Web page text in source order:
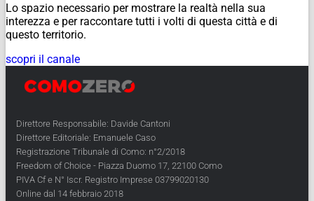
Lo spazio necessario per mostrare la realtà nella sua
interezza e per raccontare tutti i volti di questa città e di
questo territorio.
scopri il canale
Direttore Responsabile: Davide Cantoni
Direttore Editoriale: Emanuele Caso
Registrazione Tribunale di Como: n°2/2018
Freedom of Choice - Piazza Duomo 17, 22100 Como
PIVA Cf e N° Iscr. Registro Imprese 03799020130
Online dal 14 febbraio 2018